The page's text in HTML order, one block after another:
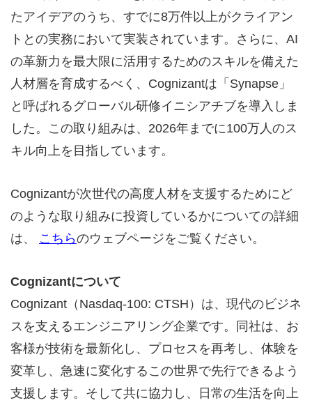
たアイデアのうち、すでに8万件以上がクライアン
トとの実務において実装されています。さらに、AI
の革新力を最大限に活用するためのスキルを備えた
人材層を育成するべく、Cognizantは「Synapse」
と呼ばれるグローバル研修イニシアチブを導入しま
した。この取り組みは、2026年までに100万人のス
キル向上を目指しています。
Cognizantが次世代の高度人材を支援するためにど
のような取り組みに投資しているかについての詳細
は、 こちらのウェブページをご覧ください。
Cognizantについて
Cognizant（Nasdaq-100: CTSH）は、現代のビジネ
スを支えるエンジニアリング企業です。同社は、お
客様が技術を最新化し、プロセスを再考し、体験を
変革し、急速に変化するこの世界で先行できるよう
支援します。そして共に協力し、日常の生活を向上